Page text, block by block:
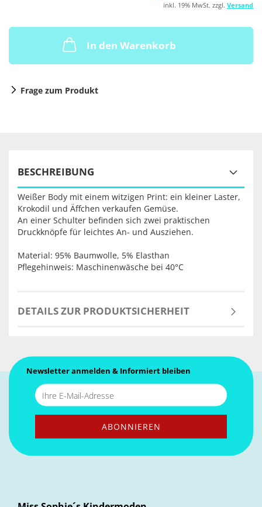
inkl. 19% MwSt. zzgl. Versand
In den Warenkorb
Frage zum Produkt
BESCHREIBUNG
Weißer Body mit einem witzigen Print: ein kleiner Laster,
Krokodil und Äffchen verkaufen Gemüse.
An einer Schulter befinden sich zwei praktischen
Druckknöpfe für leichtes An- und Ausziehen.
Material: 95% Baumwolle, 5% Elasthan
Pflegehinweis: Maschinenwäsche bei 40°C
DETAILS ZUR PRODUKTSICHERHEIT
Newsletter anmelden & Informiert bleiben